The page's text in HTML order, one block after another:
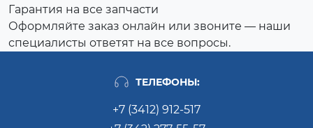
Гарантия на все запчасти
Оформляйте заказ онлайн или звоните — наши
специалисты ответят на все вопросы.
ТЕЛЕФОНЫ:
+7 (3412) 912-517